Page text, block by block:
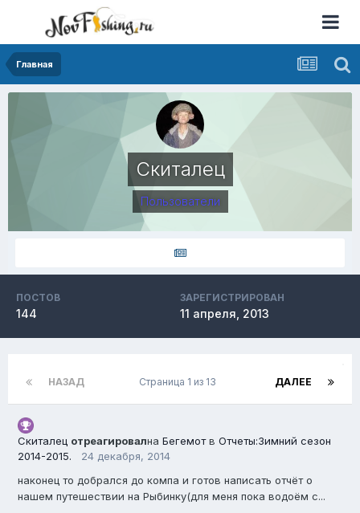
Главная
Скиталец
Пользователи
ПОСТОВ
144
ЗАРЕГИСТРИРОВАН
11 апреля, 2013
НАЗАД ДАЛЕЕ
Страница 1 из 13
Скиталец отреагировална Бегемотв Отчеты:Зимний сезон
2014-2015.
24 декабря, 2014
наконец то добрался до компа и готов написать отчёт о
нашем путешествии на Рыбинку(для меня пока водоём с...